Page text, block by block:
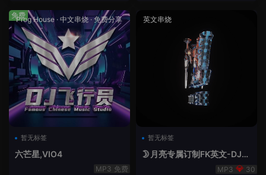
Prog House · 中文串烧·免费分享
暂无标签
六芒星,VIO4
免费
免费 英文串烧
暂无标签
🌛月亮专属订制FK英文-DJ老
30